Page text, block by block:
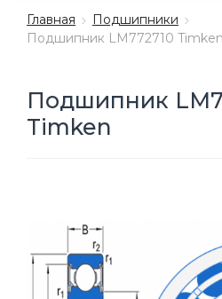
Главная
Подшипники
Подшипник LM772710 Timken
Подшипник
Timken